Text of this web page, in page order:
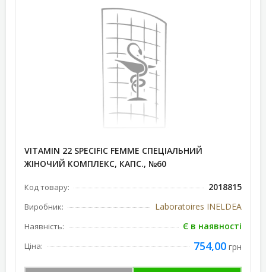
VITAMIN 22 SPECIFIC FEMME СПЕЦІАЛЬНИЙ
ЖІНОЧИЙ КОМПЛЕКС, КАПС., №60
Код товару: 2018815
Виробник: Laboratoires INELDEA
Наявність: Є в наявності
Ціна: 754,00 грн